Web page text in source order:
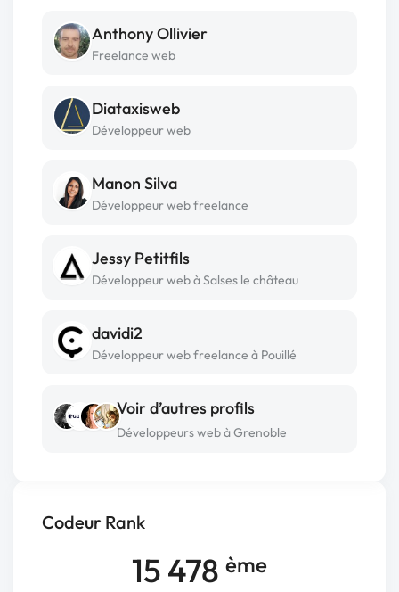
Codeur Rank
15 478 ème
Anthony Ollivier
Freelance web
Diataxisweb
Développeur web
Manon Silva
Développeur web freelance
Jessy Petitfils
Développeur web à Salses le château
davidi2
Développeur web freelance à Pouillé
Voir d’autres profils
Développeurs web à Grenoble